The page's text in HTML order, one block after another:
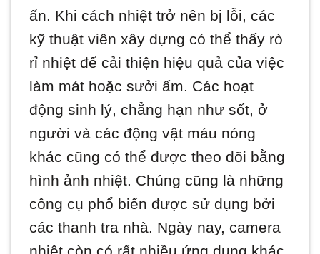
ẩn. Khi cách nhiệt trở nên bị lỗi, các
kỹ thuật viên xây dựng có thể thấy rò
rỉ nhiệt để cải thiện hiệu quả của việc
làm mát hoặc sưởi ấm. Các hoạt
động sinh lý, chẳng hạn như sốt, ở
người và các động vật máu nóng
khác cũng có thể được theo dõi bằng
hình ảnh nhiệt. Chúng cũng là những
công cụ phổ biến được sử dụng bởi
các thanh tra nhà. Ngày nay, camera